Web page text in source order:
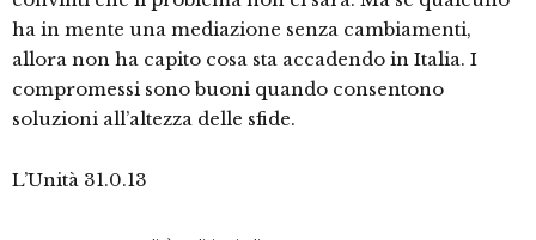
ha in mente una mediazione senza cambiamenti,
allora non ha capito cosa sta accadendo in Italia. I
compromessi sono buoni quando consentono
soluzioni all’altezza delle sfide.
L’Unità 31.0.13